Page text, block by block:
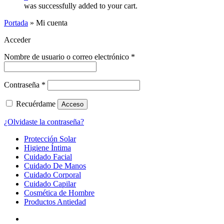
was successfully added to your cart.
Portada » Mi cuenta
Acceder
Nombre de usuario o correo electrónico *
Contraseña *
Recuérdame Acceso
¿Olvidaste la contraseña?
Close
Menu
Protección Solar
Higiene Íntima
Cuidado Facial
Cuidado De Manos
Cuidado Corporal
Cuidado Capilar
Cosmética de Hombre
Productos Antiedad